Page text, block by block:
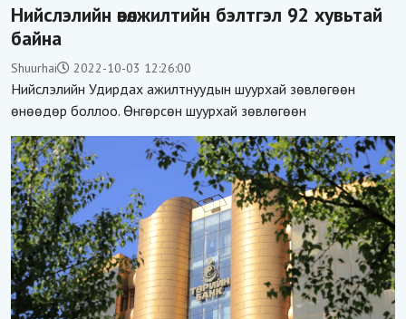
Нийслэлийн өвөлжилтийн бэлтгэл 92 хувьтай
байна
Shuurhai 2022-10-03 12:26:00
Нийслэлийн Удирдах ажилтнуудын шуурхай зөвлөгөөн
өнөөдөр боллоо. Өнгөрсөн шуурхай зөвлөгөөн